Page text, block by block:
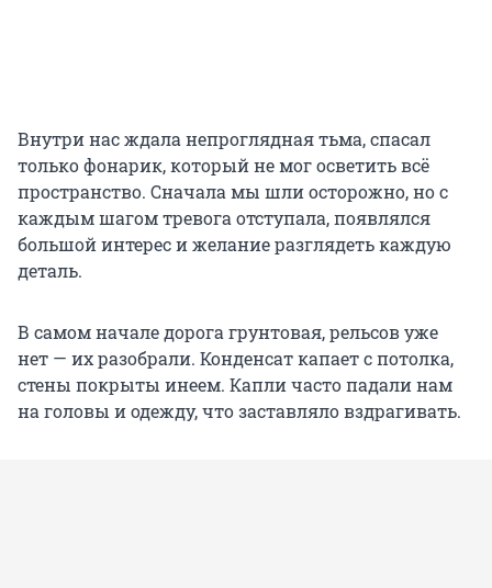
Внутри нас ждала непроглядная тьма, спасал
только фонарик, который не мог осветить всё
пространство. Сначала мы шли осторожно, но с
каждым шагом тревога отступала, появлялся
большой интерес и желание разглядеть каждую
деталь.
В самом начале дорога грунтовая, рельсов уже
нет — их разобрали. Конденсат капает с потолка,
стены покрыты инеем. Капли часто падали нам
на головы и одежду, что заставляло вздрагивать.